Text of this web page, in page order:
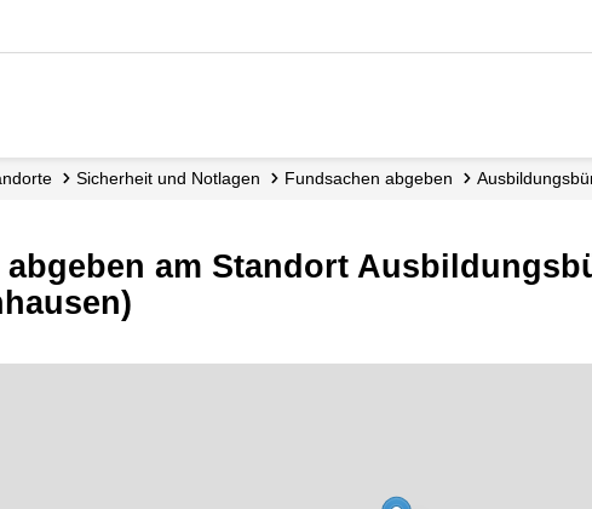
Sicherheit und Notlagen Fundsachen abgeben
am Standort